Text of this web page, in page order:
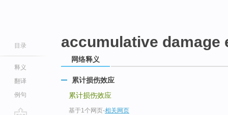
目录
释义
翻译
例句
accumulative damage
网络释义
累计损伤效应
累计损伤效应
基于1个网页-相关网页